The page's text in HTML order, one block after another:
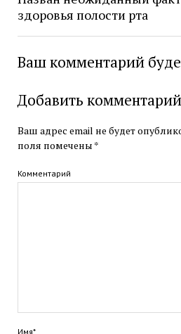
здоровья полости рта
Ваш комментарий
Добавить комментарий
Ваш адрес email не будет
поля помечены *
Комментарий
Имя*